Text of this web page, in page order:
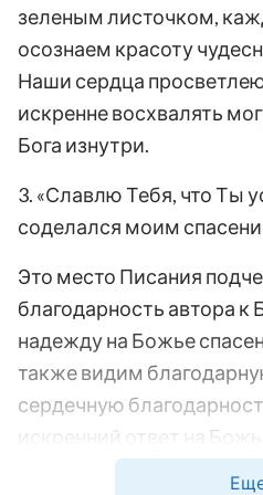
зеленым листочком,
осознаем красоту
Наши сердца
искренне восхвалять
Бога изнутри.
3. «Славлю Тебя, что Ты
соделался моим
Это место Писания
благодарность автора к
надежду на Божье
также видим
сердечную
искренний ответ на
спасение, а также